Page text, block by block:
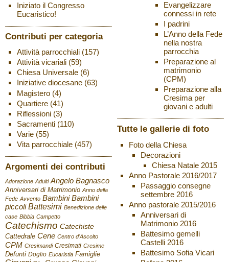
Iniziato il Congresso
Eucaristico!
Contributi per categoria
Attività parrocchiali(157)
Attività vicariali(59)
Chiesa Universale(6)
Iniziative diocesane(63)
Magistero(4)
Quartiere(41)
Riflessioni(3)
Sacramenti(110)
Varie(55)
Vita parrocchiale(457)
Argomenti dei contributi
Adorazione Adulti Angelo Bagnasco
Anniversari di Matrimonio Anno della
Fede Avvento Bambini Bambini
piccoli Battesimi Benedizione delle
case Bibbia Campetto
Catechismo Catechiste
Cattedrale Cene Centro d'Ascolto
CPM Cresimandi Cresimati Cresime
Defunti Doglio Eucaristia Famiglie
Evangelizzare
connessi in rete
I padrini
L’Anno della Fede
nella nostra
parrocchia
Preparazione al
matrimonio
(CPM)
Preparazione alla
Cresima per
giovani e adulti
Tutte le gallerie di foto
Foto della Chiesa
Decorazioni
Chiesa Natale 2015
Anno Pastorale 2016/2017
Passaggio consegne
settembre 2016
Anno pastorale 2015/2016
Anniversari di
Matrimonio 2016
Battesimo gemelli
Castelli 2016
Battesimo Sofia Vicari